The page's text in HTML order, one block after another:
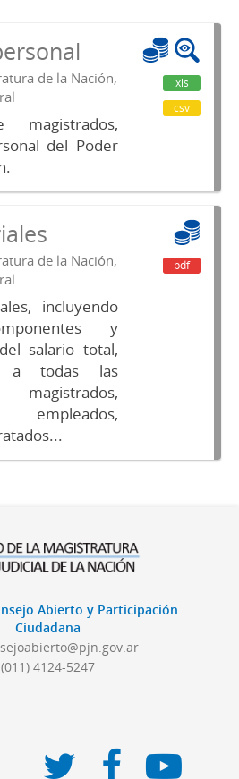
de la Nación,
del Poder
xls
csv
de la Nación,
incluyendo
y
salario total,
a todas las
pdf
Abierto y Participación
Ciudadana
(011) 4124-5247